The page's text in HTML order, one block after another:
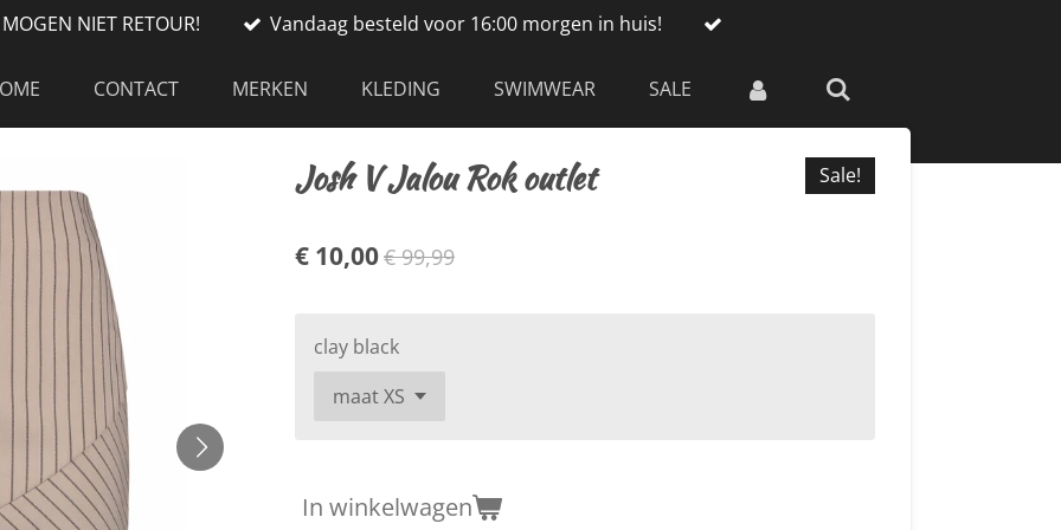
NIET RETOUR! Vandaag besteld voor 16:00 morgen in huis!
CONTACT MERKEN KLEDING SWIMWEAR SALE
Josh V Jalou Rok outlet Sale!
€ 10,00€ 99,99
clay black
In winkelwagen